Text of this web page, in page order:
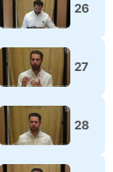
26
27
28